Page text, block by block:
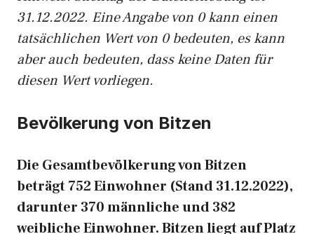
31.12.2022. Eine Angabe von 0 kann einen
tatsächlichen Wert von 0 bedeuten, es kann
aber auch bedeuten, dass keine Daten für
diesen Wert vorliegen.
Bevölkerung von Bitzen
Die Gesamtbevölkerung von Bitzen
beträgt 752 Einwohner (Stand 31.12.2022),
darunter 370 männliche und 382
weibliche Einwohner. Bitzen liegt auf Platz